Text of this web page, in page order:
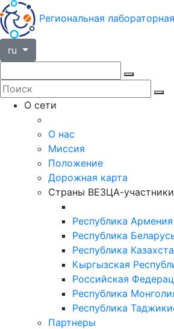
Региональная
ru
О сети
О нас
Миссия
Положение
Дорожная карта
Страны ВЕЗЦА-участники
Республика Армения
Республика
Республика
Кыргызская
Российская
Республика
Республика
Партнеры